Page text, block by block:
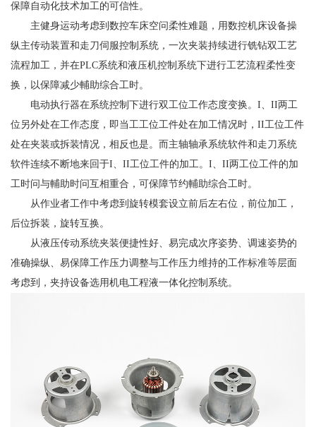
保障自动化技术加工的可信性。
主健身运动考虑到数控车床空问柔性难题，用数控机床设备操
纵主传动装置和走刀伺服控制系统，一次夹装持续进行铣钻双工艺
流程加工，并在PLC系统和液压机控制系统下进行工艺流程柔性变
换，以保障减少輔助综合工时。
电动执行器在系统控制下进行双工位工作态度变换。I、II两工
位另外处在工作态度，即当工工位工件处在加工情况时，II工位工件
处在夹装或拆装情况，相反也是。而主轴轴承系统软件和走刀系统
软件连续不断地来回于I、II工位工件的加工。I、II两工位工件的加
工时问与輔助时问互相重合，可保障节约輔助综合工时。
从作业者工作中考虑到旋转模套设立前后左右位，前位加工，
后位拆装，旋转互换。
从液压传动系统夹装便捷性好、易完成次序姿势、调速姿势的
准确操纵、易保障工作压力调整与工作压力维持的工作标准等层面
考虑到，夹持设备选用机电工程液一体化控制系统。